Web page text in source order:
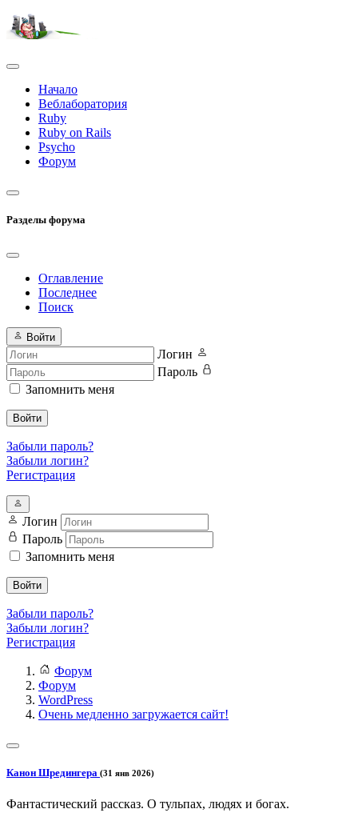
Начало
Веблаборатория
Ruby
Ruby on Rails
Psycho
Форум
Разделы форума
Оглавление
Последнее
Поиск
Войти
Логин
Пароль
Запомнить меня
Войти
Забыли пароль?
Забыли логин?
Регистрация
Логин
Пароль
Запомнить меня
Войти
Забыли пароль?
Забыли логин?
Регистрация
Форум
Форум
WordPress
Очень медленно загружается сайт!
Канон Шредингера (31 янв 2026)
Фантастический рассказ. О тульпах, людях и богах.